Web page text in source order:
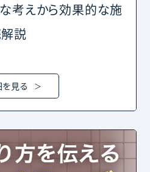
考えから効果的な施
説
見る